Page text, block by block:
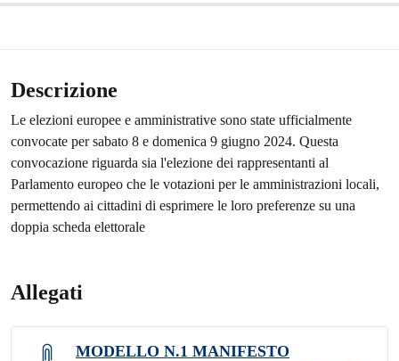
Descrizione
Le elezioni europee e amministrative sono state ufficialmente
convocate per sabato 8 e domenica 9 giugno 2024. Questa
convocazione riguarda sia l'elezione dei rappresentanti al
Parlamento europeo che le votazioni per le amministrazioni locali,
permettendo ai cittadini di esprimere le loro preferenze su una
doppia scheda elettorale
Allegati
MODELLO N.1 MANIFESTO